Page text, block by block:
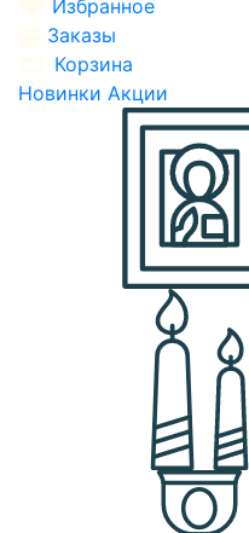
Избранное
Заказы
Корзина
Новинки Акции